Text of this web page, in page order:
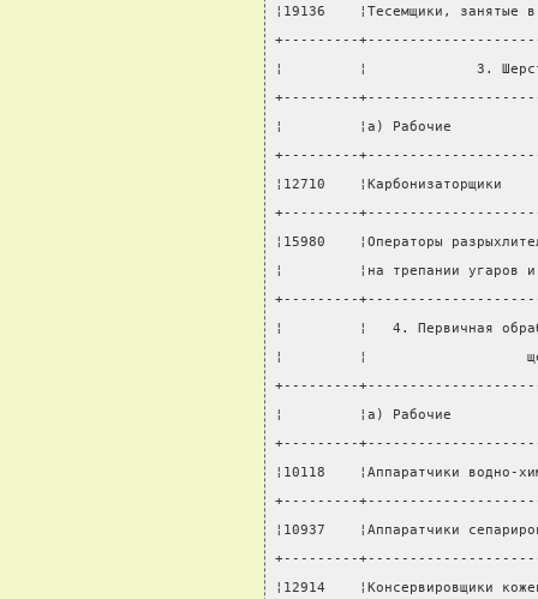
¦19136    ¦Тесемщики,
+---------
¦         ¦             3.
+---------
¦         ¦а) Рабочие
+---------
¦12710
+---------
¦15980    ¦Операторы
¦         ¦на трепании
+---------
¦         ¦   4. Первичная
¦         ¦
+---------
¦         ¦а) Рабочие
+---------
¦10118    ¦Аппаратчики
+---------
¦10937    ¦Аппаратчики
+---------
¦12914    ¦Консервировщики